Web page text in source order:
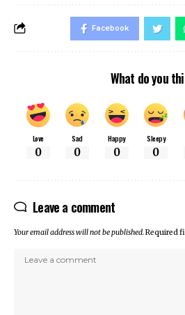
Facebook
What do you
Love
0
Sad
0
Happy
0
Sleepy
0
Leave a comment
Your email address will not be published.Required